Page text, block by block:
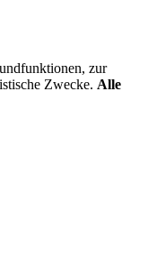
zur
Zwecke. Alle